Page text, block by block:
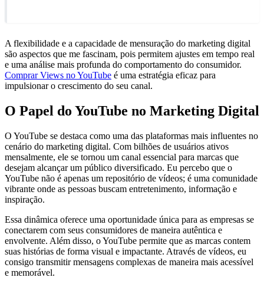
A flexibilidade e a capacidade de mensuração do marketing digital
são aspectos que me fascinam, pois permitem ajustes em tempo real
e uma análise mais profunda do comportamento do consumidor.
Comprar Views no YouTube é uma estratégia eficaz para
impulsionar o crescimento do seu canal.
O Papel do YouTube no Marketing Digital
O YouTube se destaca como uma das plataformas mais influentes no
cenário do marketing digital. Com bilhões de usuários ativos
mensalmente, ele se tornou um canal essencial para marcas que
desejam alcançar um público diversificado. Eu percebo que o
YouTube não é apenas um repositório de vídeos; é uma comunidade
vibrante onde as pessoas buscam entretenimento, informação e
inspiração.
Essa dinâmica oferece uma oportunidade única para as empresas se
conectarem com seus consumidores de maneira autêntica e
envolvente. Além disso, o YouTube permite que as marcas contem
suas histórias de forma visual e impactante. Através de vídeos, eu
consigo transmitir mensagens complexas de maneira mais acessível
e memorável.